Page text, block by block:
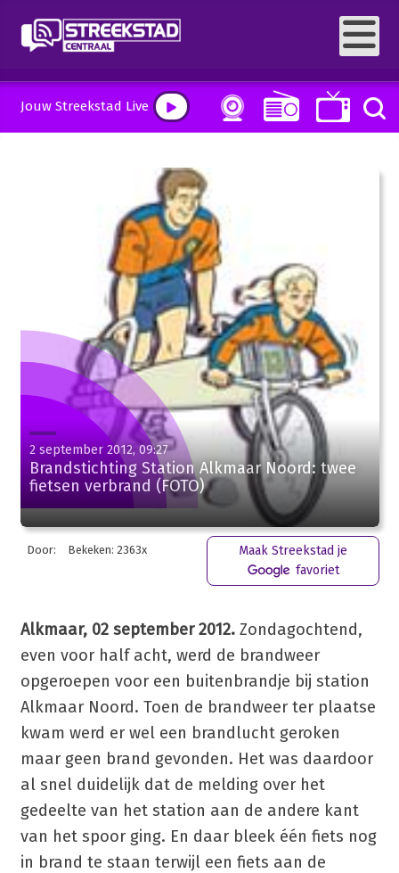
Jouw Streekstad Live
2 september 2012, 09:27
Brandstichting Station Alkmaar Noord: twee
fietsen verbrand (FOTO)
Door: Bekeken: 2363x
Maak Streekstad je
favoriet
Alkmaar, 02 september 2012.Zondagochtend,
even voor half acht, werd de brandweer
opgeroepen voor een buitenbrandje bij station
Alkmaar Noord. Toen de brandweer ter plaatse
kwam werd er wel een brandlucht geroken
maar geen brand gevonden. Het was daardoor
al snel duidelijk dat de melding over het
gedeelte van het station aan de andere kant
van het spoor ging. En daar bleek één fiets nog
in brand te staan terwijl een fiets aan de